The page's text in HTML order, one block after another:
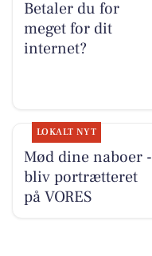
Betaler du for
meget for dit
internet?
LOKALT NYT
Mød dine naboer -
bliv portrætteret
på VORES